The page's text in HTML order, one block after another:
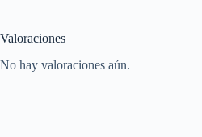
Valoraciones
No hay valoraciones aún.